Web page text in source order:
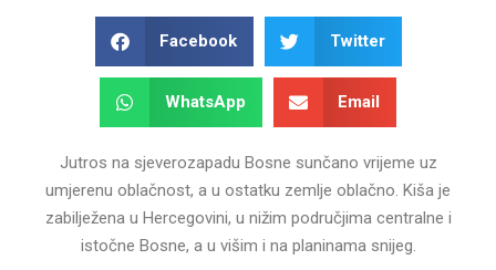
Facebook Twitter
WhatsApp Email
Jutros na sjeverozapadu Bosne sunčano vrijeme uz
umjerenu oblačnost, a u ostatku zemlje oblačno. Kiša je
zabilježena u Hercegovini, u nižim područjima centralne i
istočne Bosne, a u višim i na planinama snijeg.